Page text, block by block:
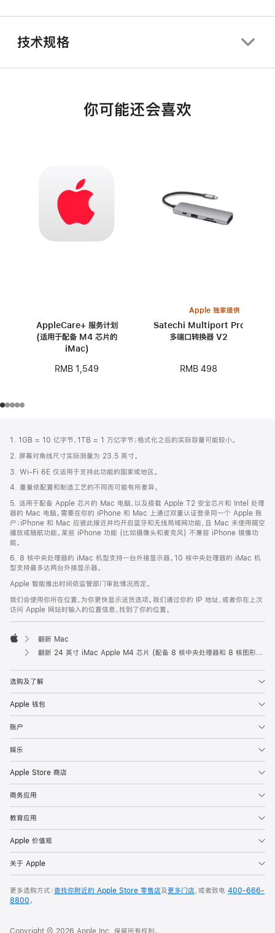
技术规格
你可能还会喜欢
AppleCare+ 服务计划
(适用于配备 M4 芯片的
iMac)
RMB 1,549
Apple 独家提供
Satechi Multiport Pro
多端口转换器 V2
RMB 498
页
脚
注
1. 1GB = 10 亿字节，1TB = 1 万亿字节；格式化之后的实际容量可能较小。
2. 屏幕对角线尺寸实际测量为 23.5 英寸。
3. Wi-Fi 6E 仅适用于支持此功能的国家或地区。
4. 重量依配置和制造工艺的不同而可能有所差异。
5. 适用于配备 Apple 芯片的 Mac 电脑，以及搭载 Apple T2 安全芯片和 Intel 处理
器的 Mac 电脑。需要在你的 iPhone 和 Mac 上通过双重认证登录同一个 Apple 账
户；iPhone 和 Mac 应彼此接近并均开启蓝牙和无线局域网功能，且 Mac 未使用隔空
播放或随航功能。某些 iPhone 功能 (比如摄像头和麦克风) 不兼容 iPhone 镜像功
能。
6. 8 核中央处理器的 iMac 机型支持一台外接显示器。10 核中央处理器的 iMac 机
型支持最多达两台外接显示器。
Apple 智能推出时间依监管部门审批情况而定。
我们会使用你所在位置，为你更快显示送货选项。我们通过你的 IP 地址，或者你在上次
访问 Apple 网站时输入的位置信息，找到了你的位置。
Apple
翻新 Mac
翻新 24 英寸 iMac Apple M4 芯片 (配备 8 核中央处理器和 8 核图形处理器) - 黄色
选购及了解
Apple 钱包
账户
娱乐
Apple Store 商店
商务应用
教育应用
Apple 价值观
关于 Apple
更多选购方式：查找你附近的 Apple Store 零售店及更多门店，或者致电 400-666-
8800。
Copyright © 2026 Apple Inc. 保留所有权利。